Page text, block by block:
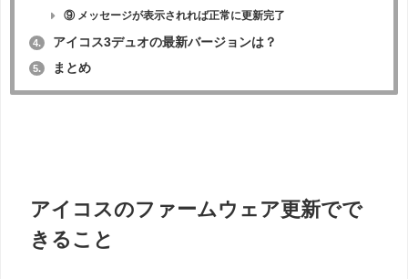
⑨ メッセージが表示されれば正常に更新完了
4. アイコス3デュオの最新バージョンは？
5. まとめ
アイコスのファームウェア更新でで
きること